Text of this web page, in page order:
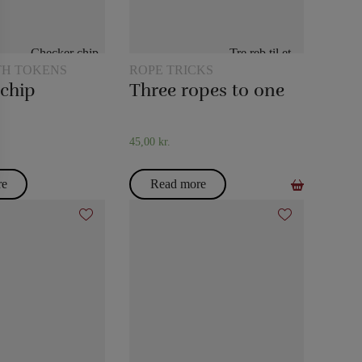
TOKENS
chip
ROPE TRICKS
Three ropes to one
45,00 kr.
Read more